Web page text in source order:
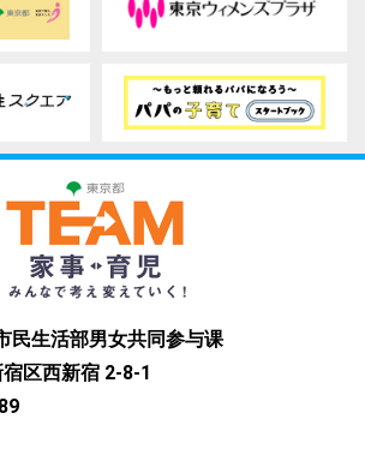
民生活部男女共同参与课
区西新宿 2-8-1